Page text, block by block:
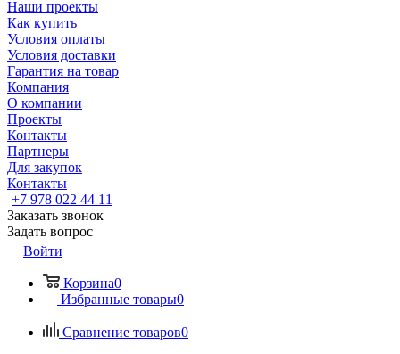
Наши проекты
Как купить
Условия оплаты
Условия доставки
Гарантия на товар
Компания
О компании
Проекты
Контакты
Партнеры
Для закупок
Контакты
+7 978 022 44 11
Заказать звонок
Задать вопрос
Войти
Корзина0
Избранные товары0
Сравнение товаров0